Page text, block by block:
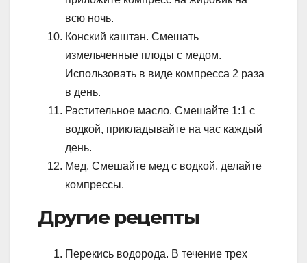
всю ночь.
Конский каштан. Смешать
измельченные плоды с медом.
Использовать в виде компресса 2 раза
в день.
Растительное масло. Смешайте 1:1 с
водкой, прикладывайте на час каждый
день.
Мед. Смешайте мед с водкой, делайте
компрессы.
Другие рецепты
Перекись водорода. В течение трех